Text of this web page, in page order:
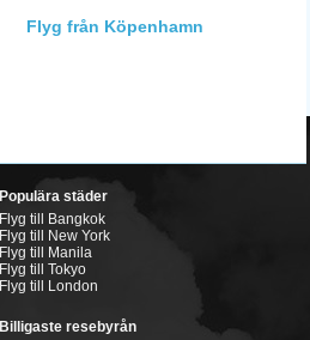
Flyg från Köpenhamn
Populära städer
Flyg till Bangkok
Flyg till New York
Flyg till Manila
Flyg till Tokyo
Flyg till London
Billigaste resebyrån